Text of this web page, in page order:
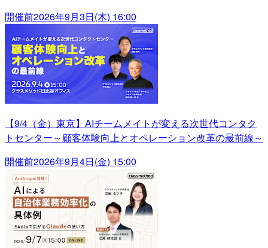
開催前2026年9月3日(木) 16:00
【9/4（金）東京】AIチームメイトが変える次世代コンタク
トセンター～顧客体験向上とオペレーション改革の最前線～
開催前2026年9月4日(金) 15:00